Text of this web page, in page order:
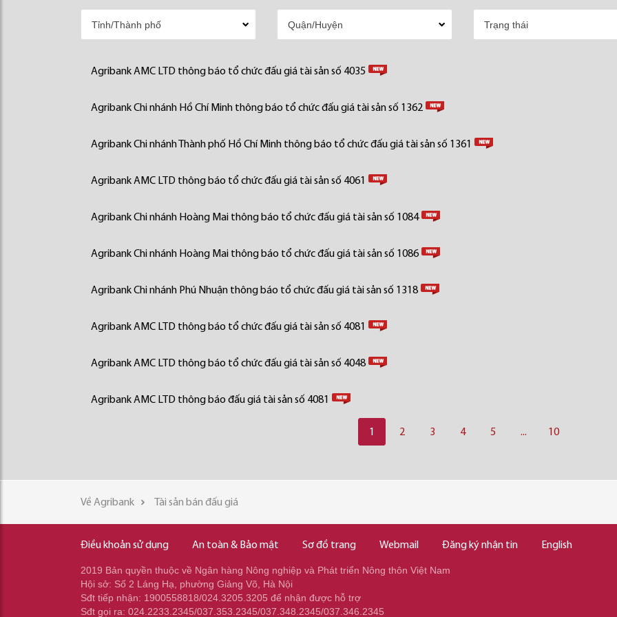
Agribank AMC LTD thông báo tổ chức đấu giá tài sản số 4035
Agribank Chi nhánh Hồ Chí Minh thông báo tổ chức đấu giá tài sản số 1362
Agribank Chi nhánh Thành phố Hồ Chí Minh thông báo tổ chức đấu giá tài sản số 1361
Agribank AMC LTD thông báo tổ chức đấu giá tài sản số 4061
Agribank Chi nhánh Hoàng Mai thông báo tổ chức đấu giá tài sản số 1084
Agribank Chi nhánh Hoàng Mai thông báo tổ chức đấu giá tài sản số 1086
Agribank Chi nhánh Phú Nhuận thông báo tổ chức đấu giá tài sản số 1318
Agribank AMC LTD thông báo tổ chức đấu giá tài sản số 4081
Agribank AMC LTD thông báo tổ chức đấu giá tài sản số 4048
Agribank AMC LTD thông báo đấu giá tài sản số 4081
1 2 3 4 5 ... 10
Về Agribank Tài sản bán đấu giá
Điều khoản sử dụng An toàn & Bảo mật Sơ đồ trang Webmail Đăng ký nhận tin English
2019 Bản quyền thuộc về Ngân hàng Nông nghiệp và Phát triển Nông thôn Việt Nam
Hội sở: Số 2 Láng Hạ, phường Giảng Võ, Hà Nội
Sđt tiếp nhận: 1900558818/024.3205.3205 để nhận được hỗ trợ
Sđt gọi ra: 024.2233.2345/037.353.2345/037.348.2345/037.346.2345